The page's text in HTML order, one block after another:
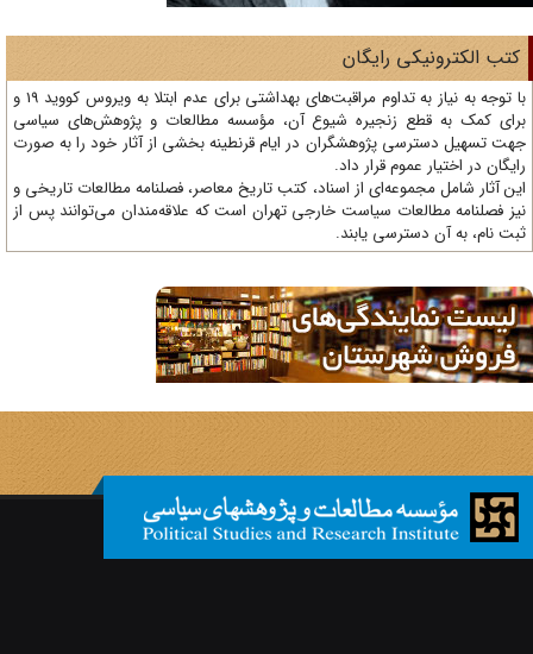
الکترونیکی رایگان
با توجه به نیاز به تداوم مراقبت‌های بهداشتی برای عدم ابتلا به ویروس کووید 19 و
کمک به قطع زنجیره شیوع آن، مؤسسه مطالعات و پژوهش‌های سیاسی
تسهیل دسترسی پژوهشگران در ایام قرنطینه بخشی از آثار خود را به صورت
در اختیار عموم قرار داد.
آثار شامل مجموعه‌ای از اسناد، کتب تاریخ معاصر، فصلنامه‌ مطالعات تاریخی و
فصلنامه مطالعات سیاست خارجی تهران است که علاقه‌مندان می‌توانند پس از
نام، به آن دسترسی یابند.